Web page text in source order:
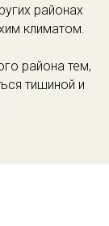
районах
климатом.
района тем,
тишиной и